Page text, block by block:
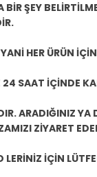
ŞEY
HER ÜRÜN
SAAT İÇİNDE
ARADIĞINIZ YA
ZİYARET
İÇİN